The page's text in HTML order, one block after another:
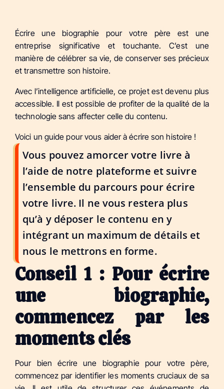
Écrire une biographie pour votre père est une
entreprise significative et touchante. C’est une
manière de célébrer sa vie, de conserver ses précieux
et transmettre son histoire.
Avec l’intelligence artificielle, ce projet est devenu plus
accessible. Il est possible de profiter de la qualité de la
technologie sans affecter celle du contenu.
Voici un guide pour vous aider à écrire son histoire !
Vous pouvez amorcer votre livre à
l’aide de notre plateforme et suivre
l’ensemble du parcours pour écrire
votre livre. Il ne vous restera plus
qu’à y déposer le contenu en y
intégrant un maximum de détails et
nous le mettrons en forme.
Conseil 1 : Pour écrire
une biographie,
commencez par les
moments clés
Pour bien écrire une biographie pour votre père,
commencez par identifier les moments cruciaux de sa